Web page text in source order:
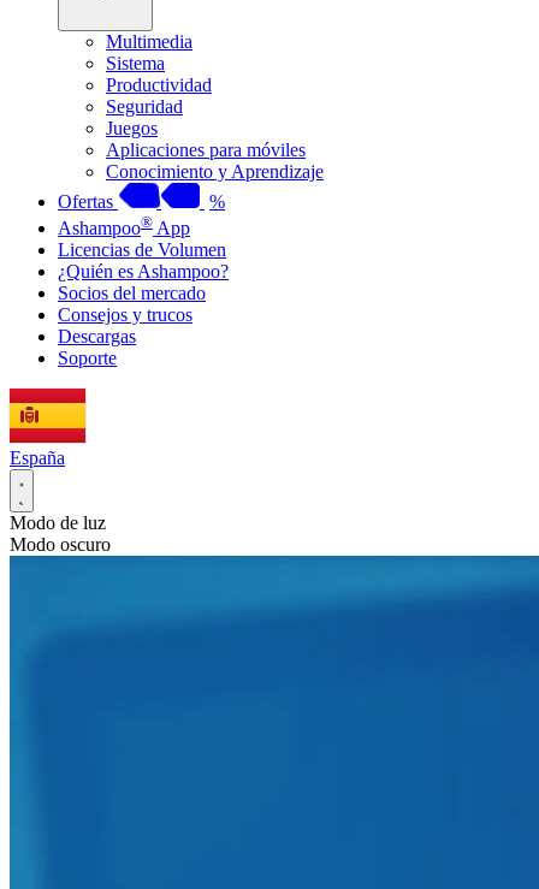
Multimedia
Sistema
Productividad
Seguridad
Juegos
Aplicaciones para móviles
Conocimiento y Aprendizaje
Ofertas
%
Ashampoo® App
Licencias de Volumen
¿Quién es Ashampoo?
Socios del mercado
Consejos y trucos
Descargas
Soporte
España
Modo de luz
Modo oscuro